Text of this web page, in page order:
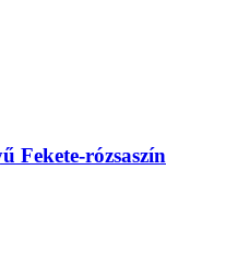
Fekete-rózsaszín